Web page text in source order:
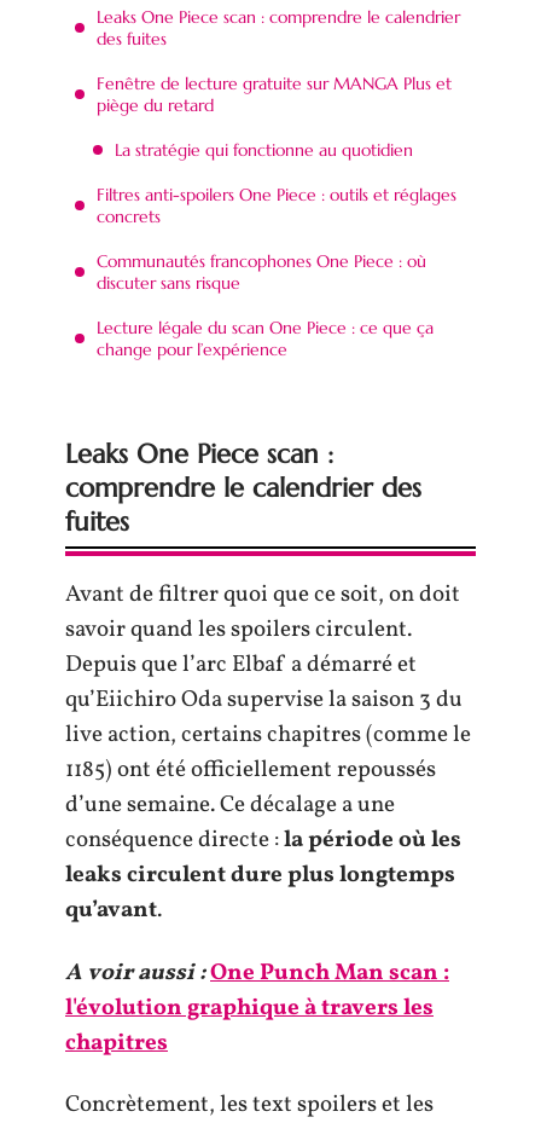
Leaks One Piece scan : comprendre le calendrier
des fuites
Fenêtre de lecture gratuite sur MANGA Plus et
piège du retard
La stratégie qui fonctionne au quotidien
Filtres anti-spoilers One Piece : outils et réglages
concrets
Communautés francophones One Piece : où
discuter sans risque
Lecture légale du scan One Piece : ce que ça
change pour l’expérience
Leaks One Piece scan :
comprendre le calendrier des
fuites
Avant de filtrer quoi que ce soit, on doit
savoir quand les spoilers circulent.
Depuis que l’arc Elbaf a démarré et
qu’Eiichiro Oda supervise la saison 3 du
live action, certains chapitres (comme le
1185) ont été officiellement repoussés
d’une semaine. Ce décalage a une
conséquence directe :la période où les
leaks circulent dure plus longtemps
qu’avant.
A voir aussi :One Punch Man scan :
l'évolution graphique à travers les
chapitres
Concrètement, les text spoilers et les